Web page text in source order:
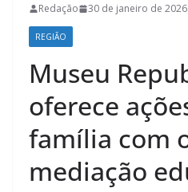
Redação 30 de janeiro de 2026
REGIÃO
Museu
oferece
família com
mediação